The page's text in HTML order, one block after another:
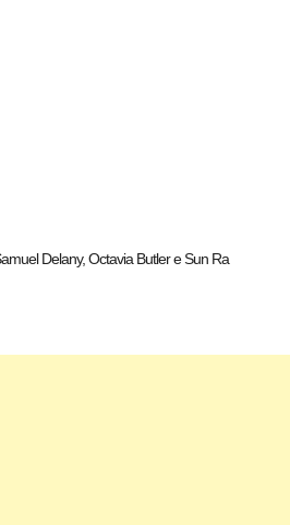
Delany, Octavia Butler e Sun Ra